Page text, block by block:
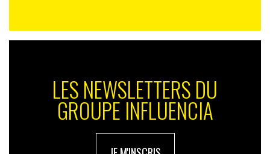
LES NEWSLETTERS DU
GROUPE INFLUENCIA